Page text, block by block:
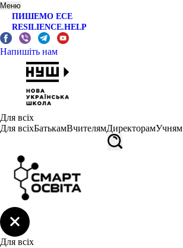
Меню
ПИШЕМО ЕСЕ
RESILIENCE.HELP
Напишіть нам
Для всіх
Для всіхБатькамВчителямДиректорамУчням
Для всіх